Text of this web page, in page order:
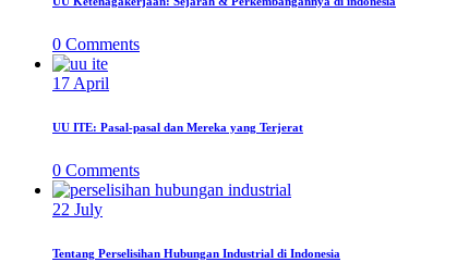
0 Comments
17 April
UU ITE: Pasal-pasal dan Mereka yang Terjerat
0 Comments
22 July
Tentang Perselisihan Hubungan Industrial di Indonesia